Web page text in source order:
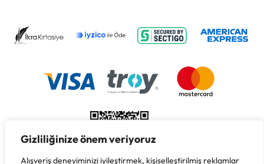
Gizliliğinize önem veriyoruz
Alışveriş deneyiminizi iyileştirmek, kişiselleştirilmiş reklamlar